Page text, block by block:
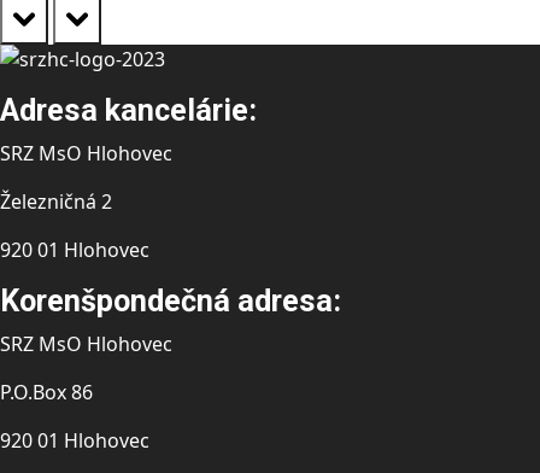
prev next
Adresa kancelárie:
SRZ MsO Hlohovec
Železničná 2
920 01 Hlohovec
Korenšpondečná adresa:
SRZ MsO Hlohovec
P.O.Box 86
920 01 Hlohovec